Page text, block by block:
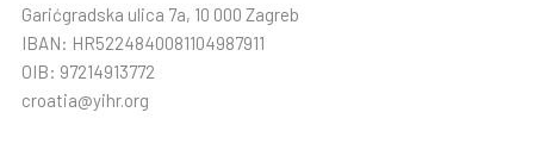
Garićgradska ulica 7a, 10 000 Zagreb
IBAN: HR5224840081104987911
OIB: 97214913772
croatia@yihr.org